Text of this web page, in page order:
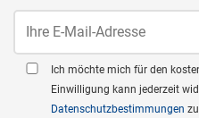
Ich möchte mich für den
Einwilligung kann jederzeit
Datenschutzbestimmungen